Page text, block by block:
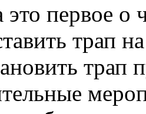
это первое о
трап
трап